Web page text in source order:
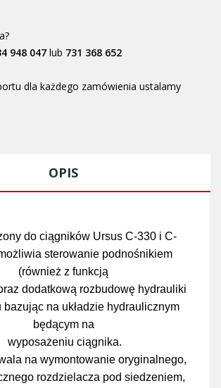
948 047 lub 731 368 652
dla każdego zamówienia ustalamy
OPIS
do ciągników Ursus C-330 i C-
sterowanie podnośnikiem
(również z funkcją
dodatkową rozbudowę hydrauliki
bazując na układzie hydraulicznym
będącym na
wyposażeniu ciągnika.
na wymontowanie oryginalnego,
rozdzielacza pod siedzeniem,